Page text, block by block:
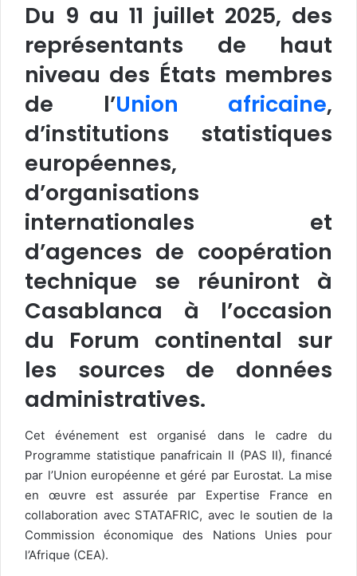
Du 9 au 11 juillet 2025, des
représentants de haut
niveau des États membres
de l’Union africaine,
d’institutions statistiques
européennes,
d’organisations
internationales et
d’agences de coopération
technique se réuniront à
Casablanca à l’occasion
du Forum continental sur
les sources de données
administratives.
Cet événement est organisé dans le cadre du
Programme statistique panafricain II (PAS II), financé
par l’Union européenne et géré par Eurostat. La mise
en œuvre est assurée par Expertise France en
collaboration avec STATAFRIC, avec le soutien de la
Commission économique des Nations Unies pour
l’Afrique (CEA).